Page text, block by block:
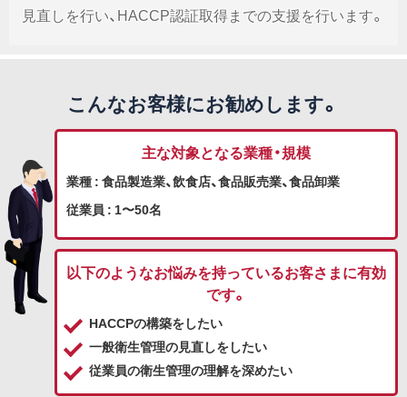
見直しを行い、HACCP認証取得までの支援を行います。
こんなお客様にお勧めします。
主な対象となる業種・規模
業種 : 食品製造業、飲食店、食品販売業、食品卸業
従業員 : 1〜50名
以下のようなお悩みを持っているお客さまに有効
です。
HACCPの構築をしたい
一般衛生管理の見直しをしたい
従業員の衛生管理の理解を深めたい